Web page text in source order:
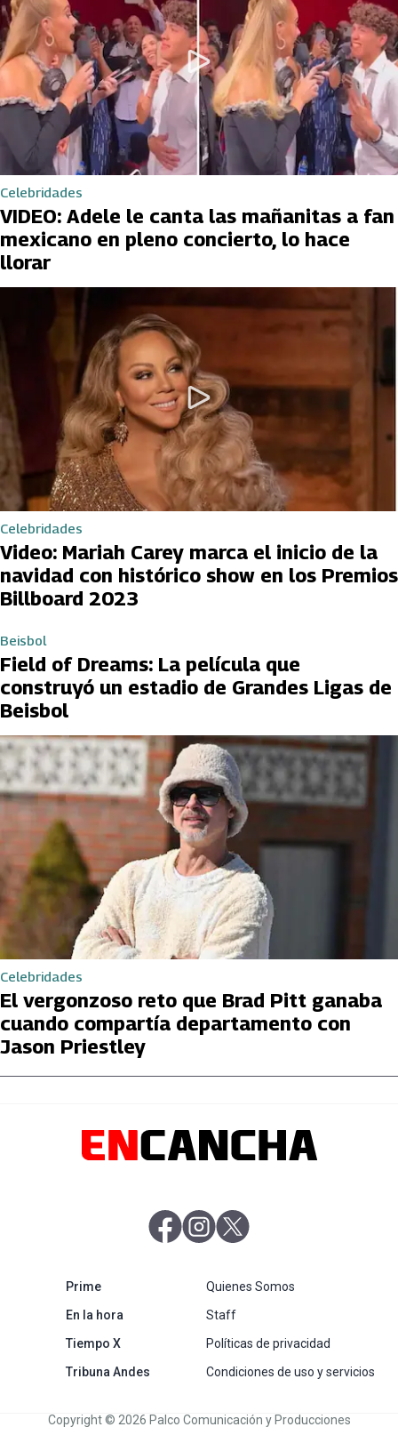
Celebridades
VIDEO: Adele le canta las mañanitas a fan
mexicano en pleno concierto, lo hace
llorar
Celebridades
Video: Mariah Carey marca el inicio de la
navidad con histórico show en los Premios
Billboard 2023
Beisbol
Field of Dreams: La película que
construyó un estadio de Grandes Ligas de
Beisbol
Celebridades
El vergonzoso reto que Brad Pitt ganaba
cuando compartía departamento con
Jason Priestley
abre en nueva pestaña
abre en nueva pestaña
Primeabre en nueva pestaña
En la horaabre en nueva pestaña
Tiempo Xabre en nueva pestaña
Tribuna Andesabre en nueva pestaña
Quienes Somos
Staff
Políticas de privacidad
Condiciones de uso y servicios
Copyright © 2026 Palco Comunicación y Producciones